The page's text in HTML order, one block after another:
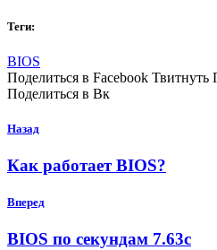
Теги:
BIOS
Поделиться в Facebook Твитнуть
Поделиться в Вк
Назад
Как работает BIOS?
Вперед
BIOS по секундам 7.63с